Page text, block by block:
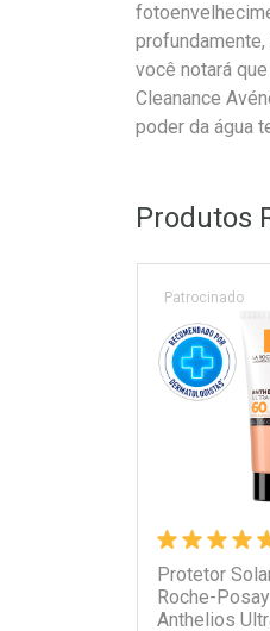
você notará
Cleanance
poder da água
Produtos
Protetor
Roche-
Anthelios
Patrocinado